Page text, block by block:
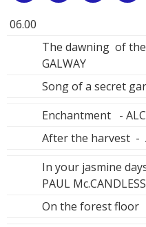
06.00
The dawning of the
GALWAY
Song of a secret
Enchantment -
After the harvest -
In your jasmine
PAUL Mc.CANDLESS
On the forest floor